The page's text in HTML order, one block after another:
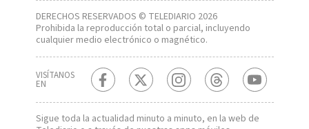
DERECHOS RESERVADOS © TELEDIARIO 2026
Prohibida la reproducción total o parcial, incluyendo
cualquier medio electrónico o magnético.
VISÍTANOS
EN
Sigue toda la actualidad minuto a minuto, en la web de